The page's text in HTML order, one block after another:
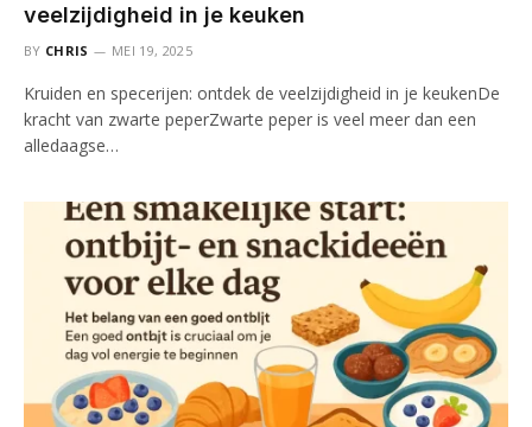
veelzijdigheid in je keuken
BY CHRIS MEI 19, 2025
Kruiden en specerijen: ontdek de veelzijdigheid in je keukenDe
kracht van zwarte peperZwarte peper is veel meer dan een
alledaagse…